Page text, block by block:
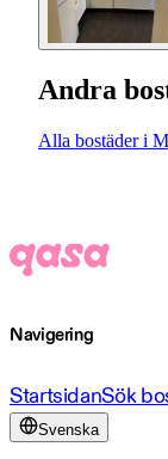
Andra
Alla bostäder i
Navigering
StartsidanSök
Svenska